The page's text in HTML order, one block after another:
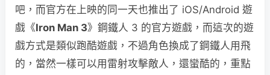
吧，而官方在上映的同一天也推出了 iOS/Android 遊
戲《Iron Man 3》鋼鐵人 3 的官方遊戲，而這次的遊
戲方式是類似跑酷遊戲，不過角色換成了鋼鐵人用飛
的，當然一樣可以用雷射攻擊敵人，還蠻酷的，重點